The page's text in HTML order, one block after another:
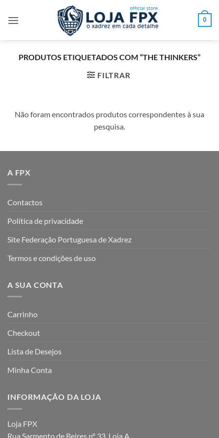
0
PRODUTOS ETIQUETADOS COM “THE THINKERS”
FILTRAR
Não foram encontrados produtos correspondentes à sua
pesquisa.
A FPX
Contactos
Política de privacidade
Site Federação Portuguesa de Xadrez
Termos e condições de uso
A SUA CONTA
Carrinho
Checkout
Lista de Desejos
Minha Conta
INFORMAÇÃO DA LOJA
Loja FPX
Rua Sarmento de Beires nº 33, Loja A